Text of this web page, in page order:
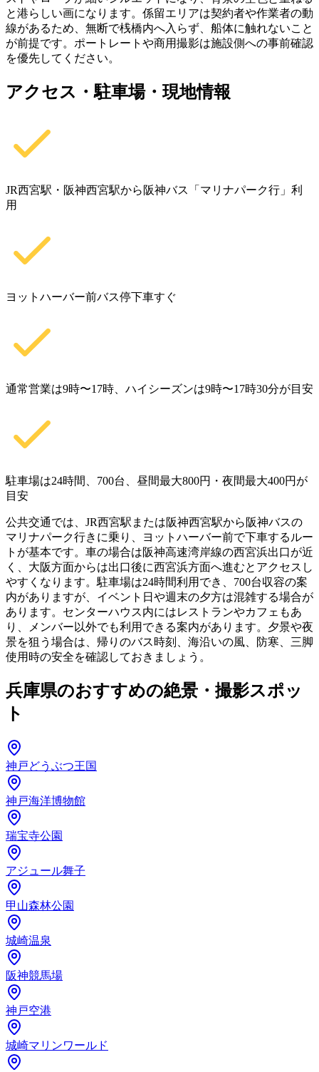
と港らしい画になります。係留エリアは契約者や作業者の動
線があるため、無断で桟橋内へ入らず、船体に触れないこと
が前提です。ポートレートや商用撮影は施設側への事前確認
を優先してください。
アクセス・駐車場・現地情報
JR西宮駅・阪神西宮駅から阪神バス「マリナパーク行」利
用
ヨットハーバー前バス停下車すぐ
通常営業は9時〜17時、ハイシーズンは9時〜17時30分が目安
駐車場は24時間、700台、昼間最大800円・夜間最大400円が
目安
公共交通では、JR西宮駅または阪神西宮駅から阪神バスの
マリナパーク行きに乗り、ヨットハーバー前で下車するルー
トが基本です。車の場合は阪神高速湾岸線の西宮浜出口が近
く、大阪方面からは出口後に西宮浜方面へ進むとアクセスし
やすくなります。駐車場は24時間利用でき、700台収容の案
内がありますが、イベント日や週末の夕方は混雑する場合が
あります。センターハウス内にはレストランやカフェもあ
り、メンバー以外でも利用できる案内があります。夕景や夜
景を狙う場合は、帰りのバス時刻、海沿いの風、防寒、三脚
使用時の安全を確認しておきましょう。
兵庫県のおすすめの絶景・撮影スポッ
ト
神戸どうぶつ王国
神戸海洋博物館
瑞宝寺公園
アジュール舞子
甲山森林公園
城崎温泉
阪神競馬場
神戸空港
城崎マリンワールド